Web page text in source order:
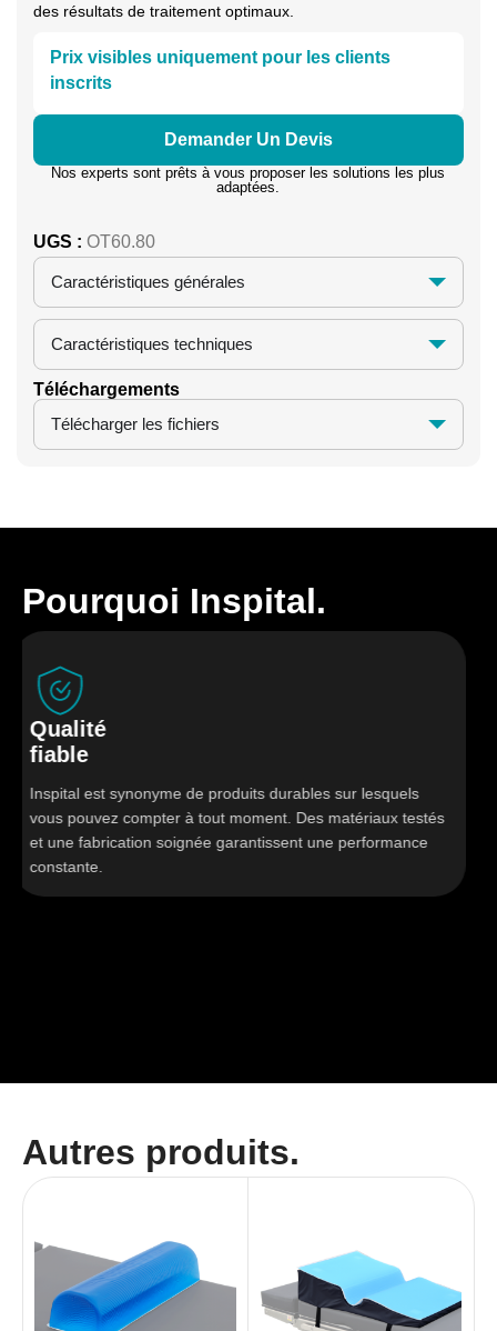
des résultats de traitement optimaux.
Prix visibles uniquement pour les clients
inscrits
Demander Un Devis
Nos experts sont prêts à vous proposer les solutions les plus
adaptées.
UGS : OT60.80
Caractéristiques générales
Caractéristiques techniques
Téléchargements
Télécharger les fichiers
Pourquoi Inspital.
Qualité
fiable
Inspital est synonyme de produits durables sur lesquels
vous pouvez compter à tout moment. Des matériaux testés
et une fabrication soignée garantissent une performance
constante.
Autres produits.